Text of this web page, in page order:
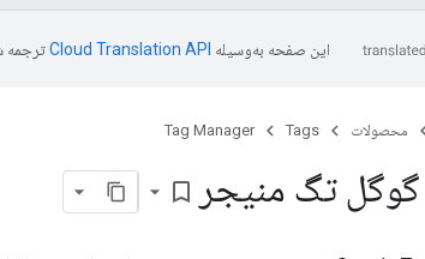
این صفحه به‌وسیله ترجمه
محصولات Tags
Tag Manager
گوگل تگ منیجر bookmark_border